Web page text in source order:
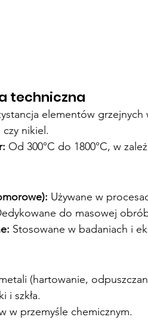
techniczna
elementów
nikiel.
Od 300°C do 1800°C, w
Używane w
do masowej
Stosowane w badaniach i
(hartowanie,
i szkła.
w przemyśle chemicznym.